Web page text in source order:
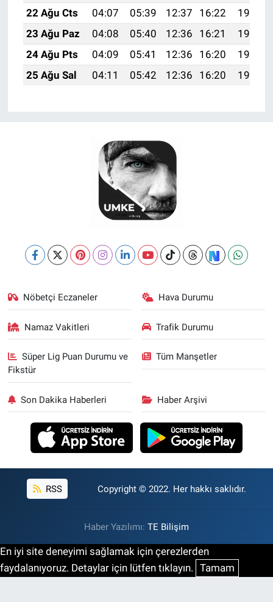
22 Ağu Cts
04:07 05:39 12:37 16:22
19:24
23 Ağu Paz
04:08 05:40 12:36 16:21
19:23
24 Ağu Pts
04:09 05:41 12:36 16:20
19:21
25 Ağu Sal
04:11 05:42 12:36 16:20 19:20
Nöbetçi Eczaneler Hava Durumu
Namaz Vakitleri Trafik Durumu
Süper Lig Puan Durumu ve
Fikstür
Tüm Manşetler
Son Dakika Haberleri Haber Arşivi
RSS Copyright © 2022. Her hakkı saklıdır.
Haber Yazılımı: TE Bilişim
En iyi site deneyimi sağlamak için çerezlerden
faydalanıyoruz. Detaylar için lütfen tıklayın. Tamam